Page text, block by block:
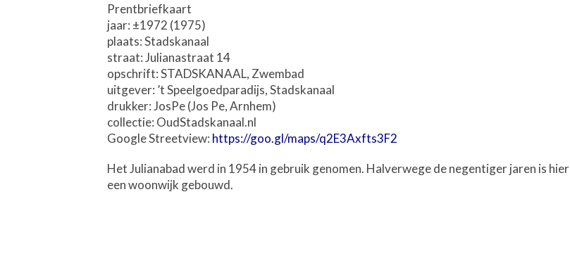
Prentbriefkaart
jaar: ±1972 (1975)
plaats: Stadskanaal
straat: Julianastraat 14
opschrift: STADSKANAAL, Zwembad
uitgever: ’t Speelgoedparadijs, Stadskanaal
drukker: JosPe (Jos Pe, Arnhem)
collectie: OudStadskanaal.nl
Google Streetview: https://goo.gl/maps/q2E3Axfts3F2
Het Julianabad werd in 1954 in gebruik genomen. Halverwege de negentiger jaren is hier
een woonwijk gebouwd.